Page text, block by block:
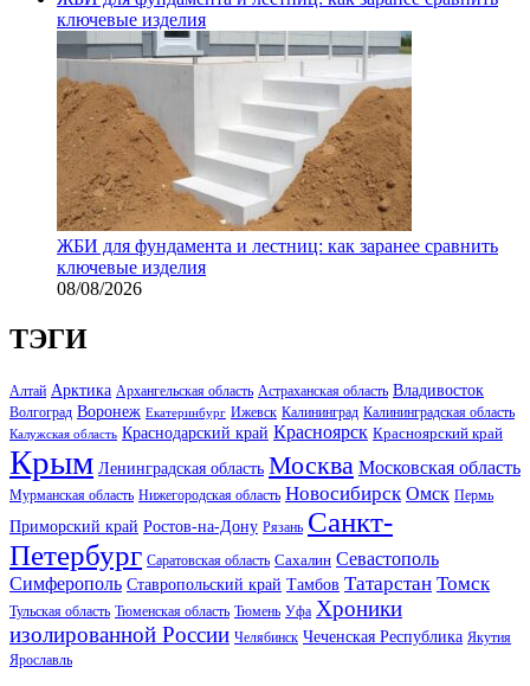
ключевые изделия
ЖБИ для фундамента и лестниц: как заранее сравнить
ключевые изделия
08/08/2026
ТЭГИ
Алтай Арктика Архангельская область Астраханская область Владивосток
Волгоград Воронеж Екатеринбург Ижевск Калининград Калининградская область
Калужская область Краснодарский край Красноярск Красноярский край
Крым Ленинградская область Москва Московская область
Мурманская область Нижегородская область Новосибирск Омск Пермь
Приморский край Ростов-на-Дону Рязань Санкт-
Петербург Саратовская область Сахалин Севастополь
Симферополь Ставропольский край Тамбов Татарстан Томск
Тульская область Тюменская область Тюмень Уфа Хроники
изолированной России Челябинск Чеченская Республика Якутия
Ярославль